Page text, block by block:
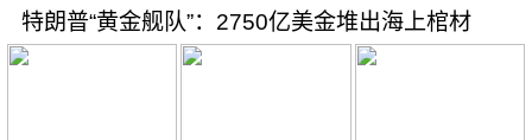
特朗普“黄金舰队”：2750亿美金堆出海上棺材